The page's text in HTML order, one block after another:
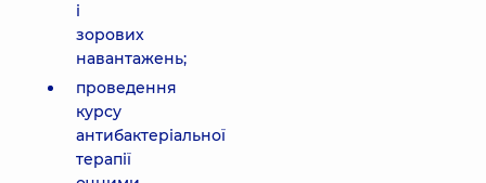
і
зорових
навантажень;
проведення
курсу
антибактеріальної
терапії